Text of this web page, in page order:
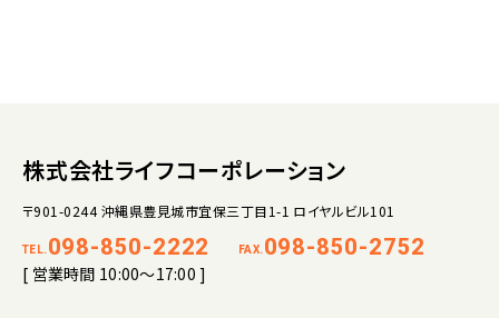
株式会社ライフコーポレーション
〒901-0244 沖縄県豊見城市宜保三丁目1-1 ロイヤルビル101
TEL. 098-850-2222 FAX. 098-850-2752
[ 営業時間 10:00～17:00 ]